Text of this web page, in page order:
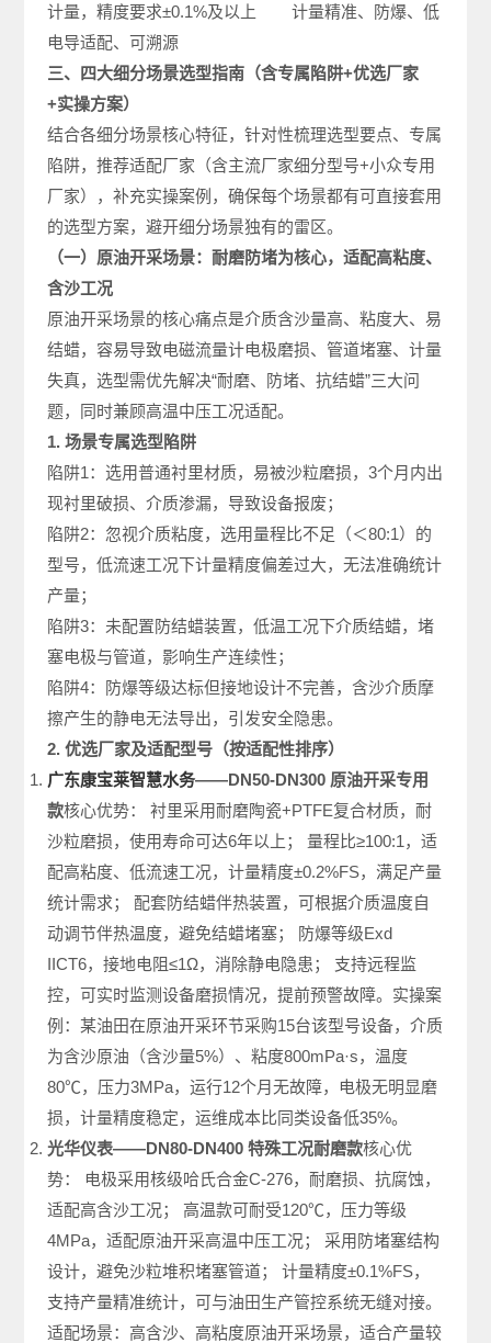
计量，精度要求±0.1%及以上 计量精准、防爆、低
电导适配、可溯源
三、四大细分场景选型指南（含专属陷阱+优选厂家
+实操方案）
结合各细分场景核心特征，针对性梳理选型要点、专属
陷阱，推荐适配厂家（含主流厂家细分型号+小众专用
厂家），补充实操案例，确保每个场景都有可直接套用
的选型方案，避开细分场景独有的雷区。
（一）原油开采场景：耐磨防堵为核心，适配高粘度、
含沙工况
原油开采场景的核心痛点是介质含沙量高、粘度大、易
结蜡，容易导致电磁流量计电极磨损、管道堵塞、计量
失真，选型需优先解决“耐磨、防堵、抗结蜡”三大问
题，同时兼顾高温中压工况适配。
1. 场景专属选型陷阱
陷阱1：选用普通衬里材质，易被沙粒磨损，3个月内出
现衬里破损、介质渗漏，导致设备报废；
陷阱2：忽视介质粘度，选用量程比不足（＜80:1）的
型号，低流速工况下计量精度偏差过大，无法准确统计
产量；
陷阱3：未配置防结蜡装置，低温工况下介质结蜡，堵
塞电极与管道，影响生产连续性；
陷阱4：防爆等级达标但接地设计不完善，含沙介质摩
擦产生的静电无法导出，引发安全隐患。
2. 优选厂家及适配型号（按适配性排序）
广东康宝莱智慧水务——DN50-DN300 原油开采专用
款核心优势： 衬里采用耐磨陶瓷+PTFE复合材质，耐
沙粒磨损，使用寿命可达6年以上； 量程比≥100:1，适
配高粘度、低流速工况，计量精度±0.2%FS，满足产量
统计需求； 配套防结蜡伴热装置，可根据介质温度自
动调节伴热温度，避免结蜡堵塞； 防爆等级Exd
IICT6，接地电阻≤1Ω，消除静电隐患； 支持远程监
控，可实时监测设备磨损情况，提前预警故障。实操案
例：某油田在原油开采环节采购15台该型号设备，介质
为含沙原油（含沙量5%）、粘度800mPa·s，温度
80℃，压力3MPa，运行12个月无故障，电极无明显磨
损，计量精度稳定，运维成本比同类设备低35%。
光华仪表——DN80-DN400 特殊工况耐磨款核心优
势： 电极采用核级哈氏合金C-276，耐磨损、抗腐蚀，
适配高含沙工况； 高温款可耐受120℃，压力等级
4MPa，适配原油开采高温中压工况； 采用防堵塞结构
设计，避免沙粒堆积堵塞管道； 计量精度±0.1%FS，
支持产量精准统计，可与油田生产管控系统无缝对接。
适配场景：高含沙、高粘度原油开采场景，适合产量较